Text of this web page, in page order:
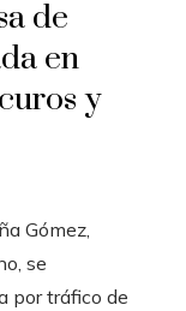
de
en
y
Gómez,
se
por tráfico de